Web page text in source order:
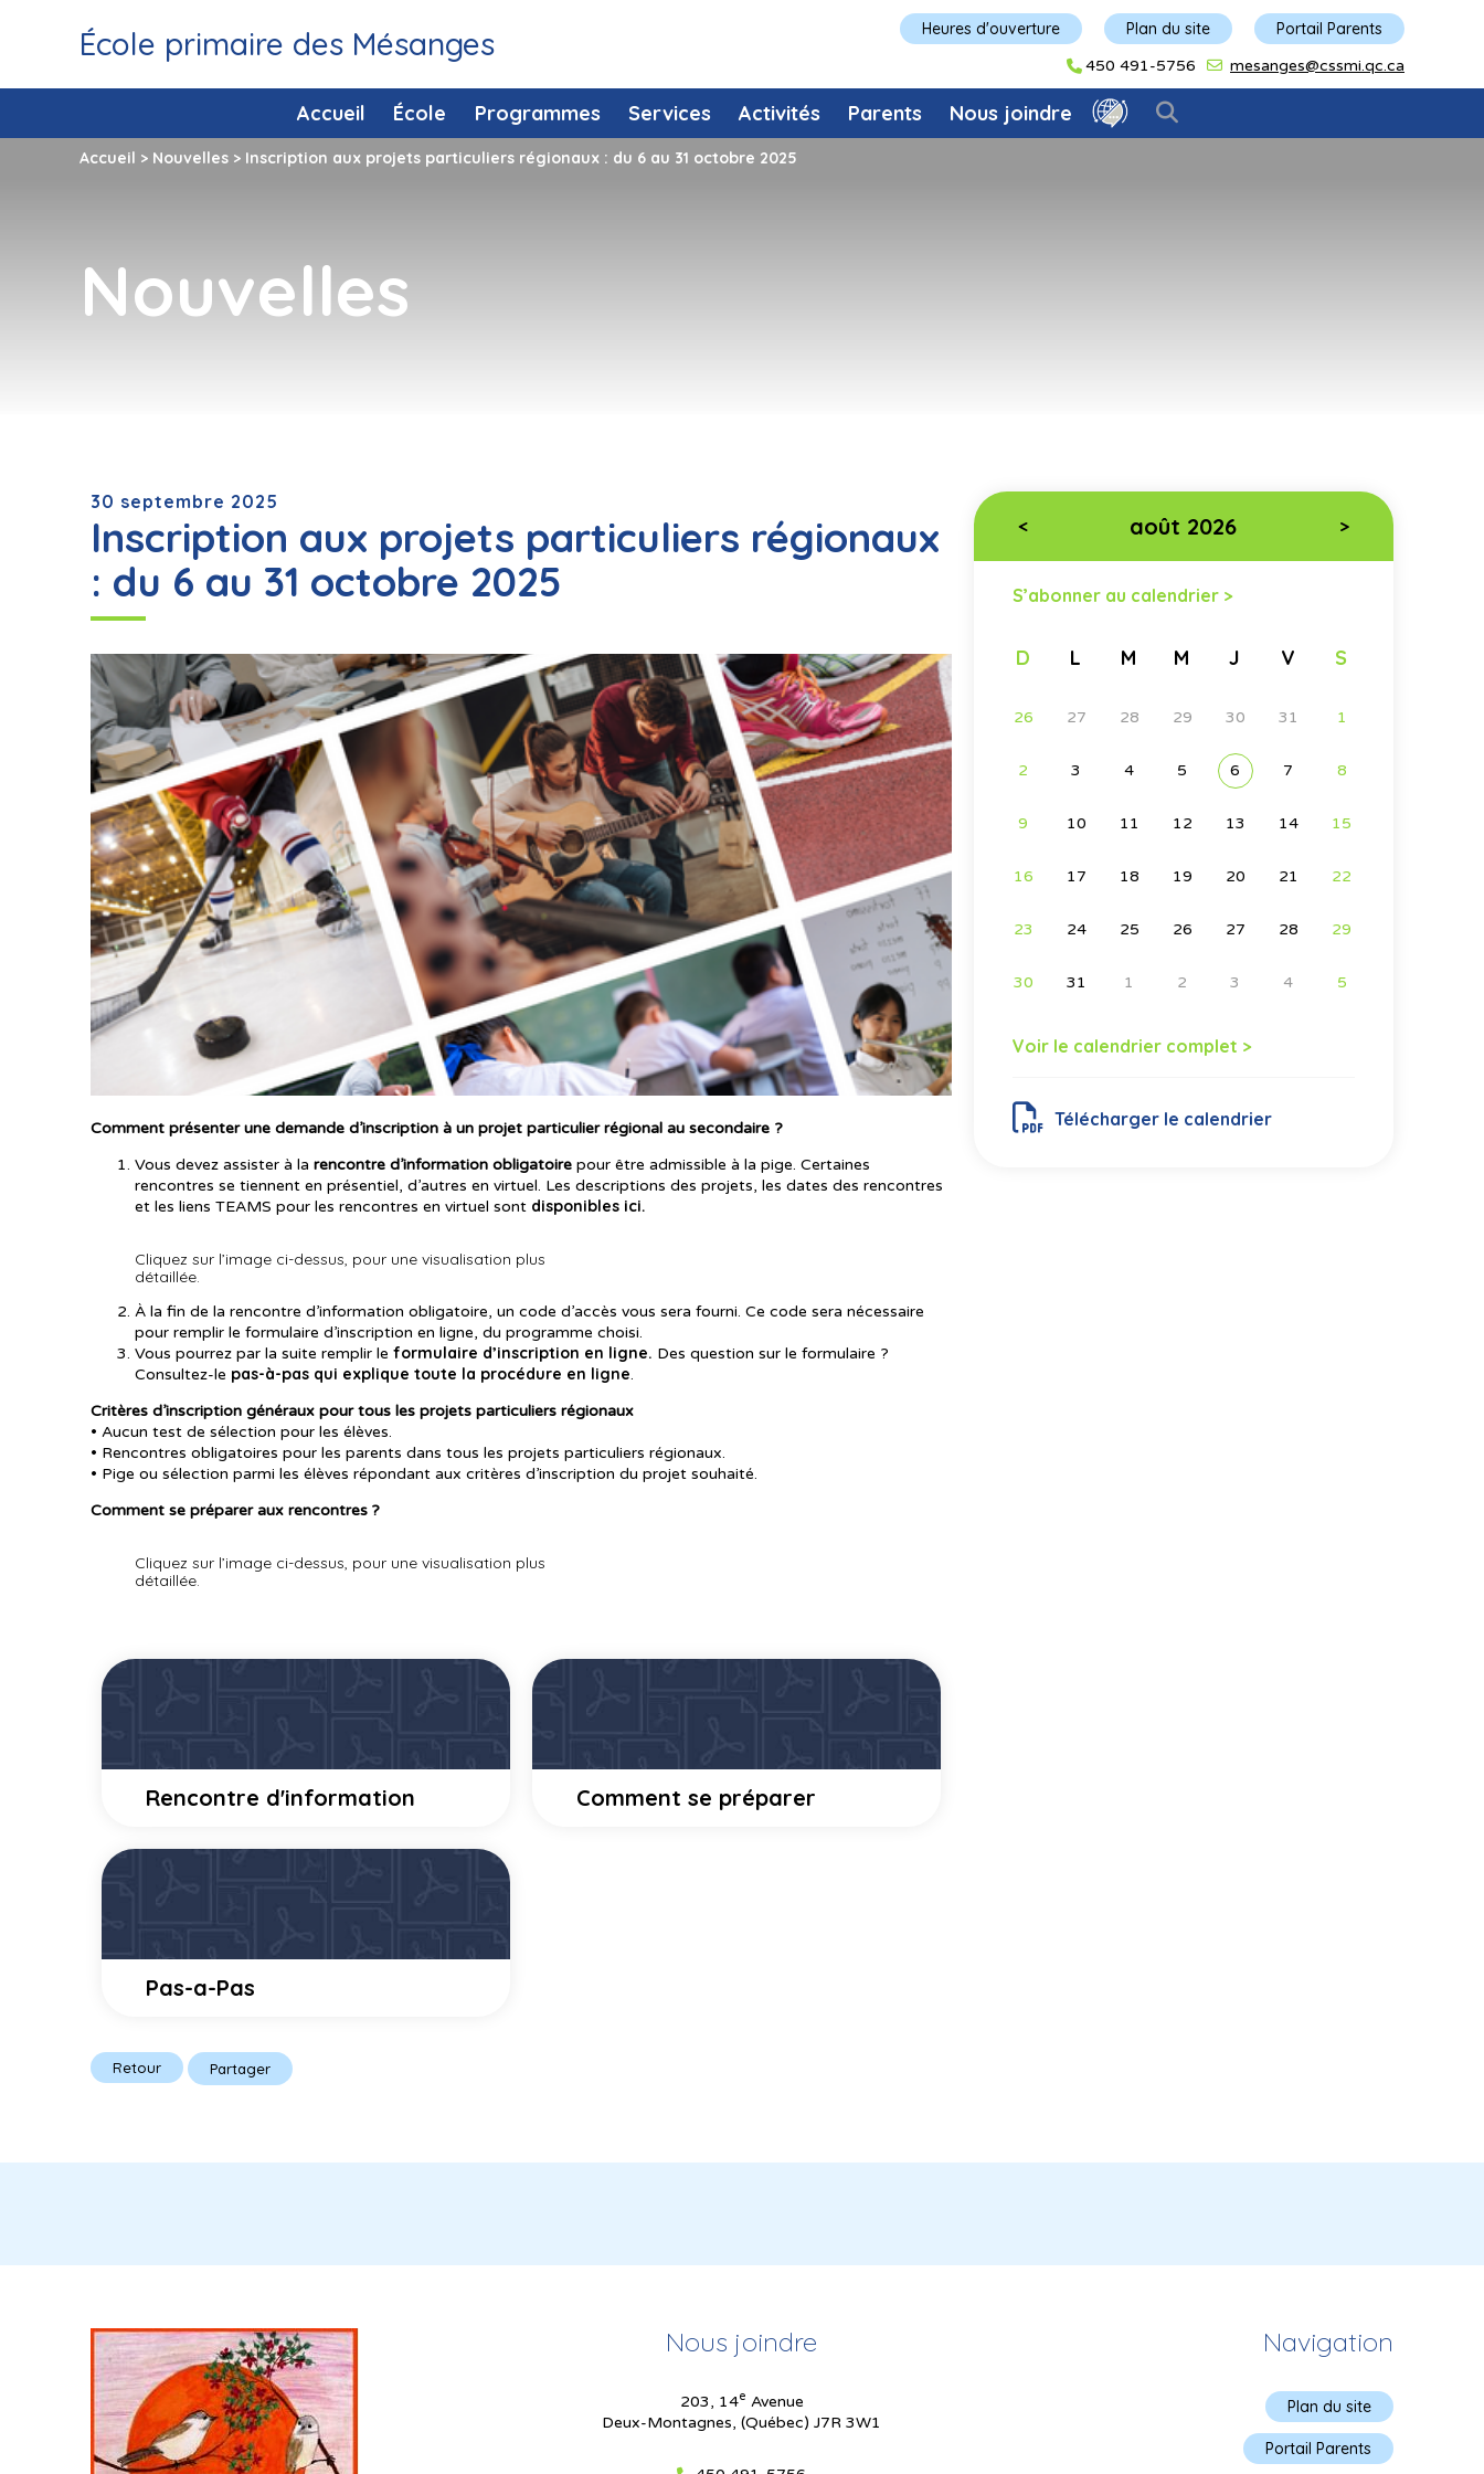
École primaire des Mésanges Plan du site Portail Parents
Heures d'ouverture
450 491-5756 mesanges@cssmi.qc.ca
Accueil École Programmes Services Activités Parents Nous joindre
Accueil > Nouvelles > Inscription aux projets particuliers régionaux : du 6 au 31 octobre 2025
Nouvelles
30 septembre 2025
Inscription aux projets particuliers régionaux
: du 6 au 31 octobre 2025
Comment présenter une demande d’inscription à un projet particulier régional au secondaire ?
Vous devez assister à la rencontre d’information obligatoire pour être admissible à la pige. Certaines
rencontres se tiennent en présentiel, d’autres en virtuel. Les descriptions des projets, les dates des rencontres
et les liens TEAMS pour les rencontres en virtuel sont disponibles ici.
Cliquez sur l’image ci-dessus, pour une visualisation plus
détaillée.
À la fin de la rencontre d’information obligatoire, un code d’accès vous sera fourni. Ce code sera nécessaire
pour remplir le formulaire d’inscription en ligne, du programme choisi.
Vous pourrez par la suite remplir le formulaire d’inscription en ligne. Des question sur le formulaire ?
Consultez-le pas-à-pas qui explique toute la procédure en ligne.
Critères d’inscription généraux pour tous les projets particuliers régionaux
• Aucun test de sélection pour les élèves.
• Rencontres obligatoires pour les parents dans tous les projets particuliers régionaux.
• Pige ou sélection parmi les élèves répondant aux critères d’inscription du projet souhaité.
Comment se préparer aux rencontres ?
Cliquez sur l’image ci-dessus, pour une visualisation plus
détaillée.
Rencontre d'information Comment se préparer
Pas-a-Pas
Retour Partager
< août 2026 >
S’abonner au calendrier >
D L M M J V S
26 27 28 29 30 31 1
2 3 4 5 6 7 8
9 10 11 12 13 14 15
16 17 18 19 20 21 22
23 24 25 26 27 28 29
30 31 1 2 3 4 5
Voir le calendrier complet >
Télécharger le calendrier
Nous joindre
203, 14e Avenue
Deux-Montagnes, (Québec) J7R 3W1
Navigation
Plan du site
Portail Parents